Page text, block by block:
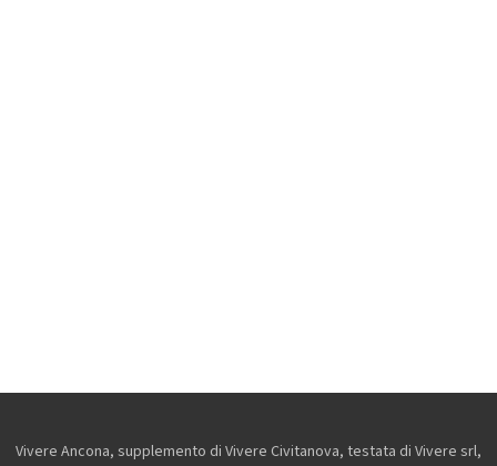
Vivere Ancona, supplemento di Vivere Civitanova, testata di Vivere srl,